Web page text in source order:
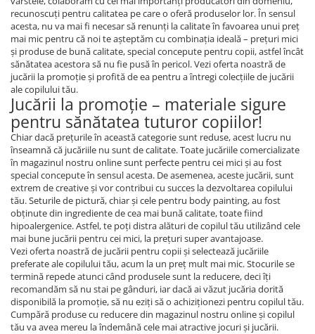
recunoscuţi pentru calitatea pe care o oferă produselor lor. În sensul
acesta, nu va mai fi necesar să renunţi la calitate în favoarea unui preţ
mai mic pentru că noi te aşteptăm cu combinaţia ideală – preţuri mici
şi produse de bună calitate, special concepute pentru copii, astfel încât
sănătatea acestora să nu fie pusă în pericol. Vezi oferta noastră de
jucării la promoţie şi profită de ea pentru a întregi colecţiile de jucării
ale copilului tău.
Jucării la promoţie – materiale sigure
pentru sănătatea tuturor copiilor!
Chiar dacă preţurile în această categorie sunt reduse, acest lucru nu
înseamnă că jucăriile nu sunt de calitate. Toate jucăriile comercializate
în magazinul nostru online sunt perfecte pentru cei mici şi au fost
special concepute în sensul acesta. De asemenea, aceste jucării, sunt
extrem de creative şi vor contribui cu succes la dezvoltarea copilului
tău. Seturile de pictură, chiar şi cele pentru body painting, au fost
obţinute din ingrediente de cea mai bună calitate, toate fiind
hipoalergenice. Astfel, te poţi distra alături de copilul tău utilizând cele
mai bune jucării pentru cei mici, la preţuri super avantajoase.
Vezi oferta noastră de jucării pentru copii şi selectează jucăriile
preferate ale copilului tău, acum la un preţ mult mai mic. Stocurile se
termină repede atunci când produsele sunt la reducere, deci îţi
recomandăm să nu stai pe gânduri, iar dacă ai văzut jucăria dorită
disponibilă la promoţie, să nu eziţi să o achiziţionezi pentru copilul tău.
Cumpără produse cu reducere din magazinul nostru online şi copilul
tău va avea mereu la îndemână cele mai atractive jocuri şi jucării.